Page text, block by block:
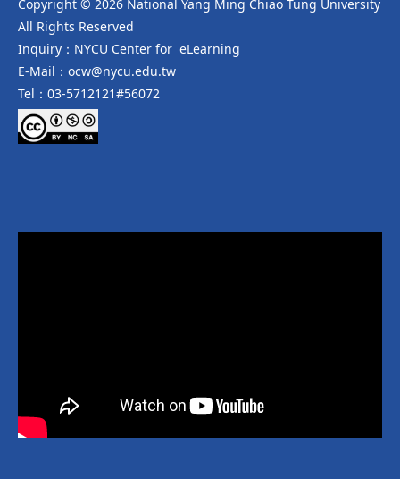
Copyright © 2026 National Yang Ming Chiao Tung University
All Rights Reserved
Inquiry：NYCU Center for eLearning
E-Mail：ocw@nycu.edu.tw
Tel：03-5712121#56072